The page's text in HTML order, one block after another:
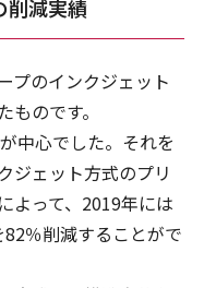
削減実績
プのインクジェット
のです。
中心でした。それを
ジェット方式のプリ
よって、2019年には
％削減することがで